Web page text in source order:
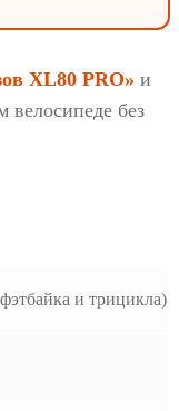
XL80 PRO» и
велосипеде без
и трицикла)